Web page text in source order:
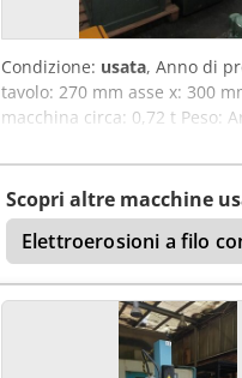
Condizione: usata, Anno di
tavolo: 270 mm asse x: 300
macchina circa: 0,72 t Peso:
MACCHINA PER
510 x 900 mm - compreso
vendite così come lo è il
ricambio o simili. Dedpfou
Scopri altre macchine
Elettroerosioni a filo